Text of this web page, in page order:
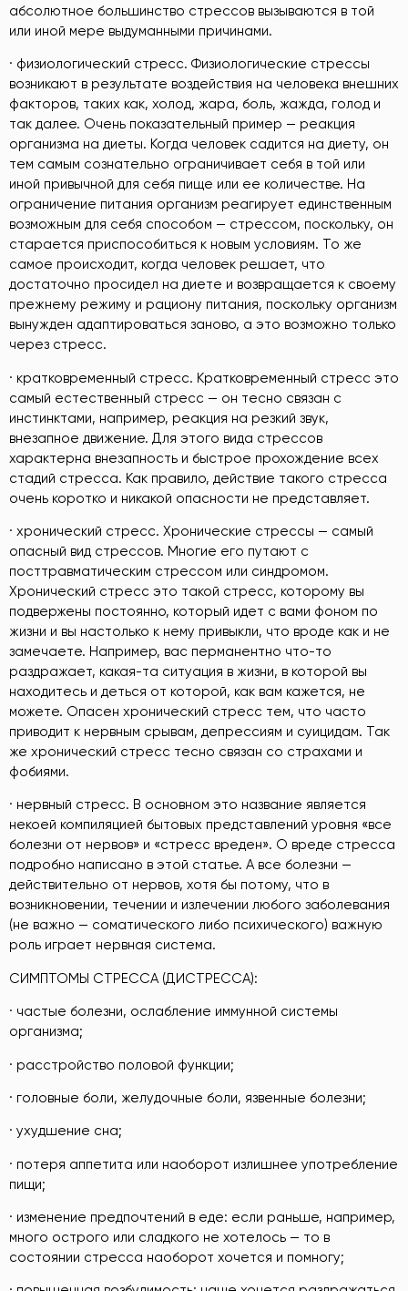
абсолютное большинство стрессов вызываются в той
или иной мере выдуманными причинами.
· физиологический стресс. Физиологические стрессы
возникают в результате воздействия на человека внешних
факторов, таких как, холод, жара, боль, жажда, голод и
так далее. Очень показательный пример — реакция
организма на диеты. Когда человек садится на диету, он
тем самым сознательно ограничивает себя в той или
иной привычной для себя пище или ее количестве. На
ограничение питания организм реагирует единственным
возможным для себя способом — стрессом, поскольку, он
старается приспособиться к новым условиям. То же
самое происходит, когда человек решает, что
достаточно просидел на диете и возвращается к своему
прежнему режиму и рациону питания, поскольку организм
вынужден адаптироваться заново, а это возможно только
через стресс.
· кратковременный стресс. Кратковременный стресс это
самый естественный стресс — он тесно связан с
инстинктами, например, реакция на резкий звук,
внезапное движение. Для этого вида стрессов
характерна внезапность и быстрое прохождение всех
стадий стресса. Как правило, действие такого стресса
очень коротко и никакой опасности не представляет.
· хронический стресс. Хронические стрессы — самый
опасный вид стрессов. Многие его путают с
посттравматическим стрессом или синдромом.
Хронический стресс это такой стресс, которому вы
подвержены постоянно, который идет с вами фоном по
жизни и вы настолько к нему привыкли, что вроде как и не
замечаете. Например, вас перманентно что-то
раздражает, какая-та ситуация в жизни, в которой вы
находитесь и деться от которой, как вам кажется, не
можете. Опасен хронический стресс тем, что часто
приводит к нервным срывам, депрессиям и суицидам. Так
же хронический стресс тесно связан со страхами и
фобиями.
· нервный стресс. В основном это название является
некоей компиляцией бытовых представлений уровня «все
болезни от нервов» и «стресс вреден». О вреде стресса
подробно написано в этой статье. А все болезни —
действительно от нервов, хотя бы потому, что в
возникновении, течении и излечении любого заболевания
(не важно — соматического либо психического) важную
роль играет нервная система.
СИМПТОМЫ СТРЕССА (ДИСТРЕССА):
· частые болезни, ослабление иммунной системы
организма;
· расстройство половой функции;
· головные боли, желудочные боли, язвенные болезни;
· ухудшение сна;
· потеря аппетита или наоборот излишнее употребление
пищи;
· изменение предпочтений в еде: если раньше, например,
много острого или сладкого не хотелось — то в
состоянии стресса наоборот хочется и помногу;